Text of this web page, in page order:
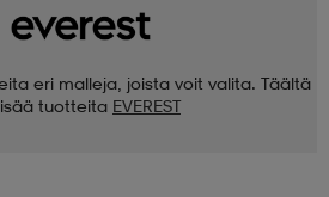
eri malleja, joista voit valita. Täältä
tuotteita EVEREST